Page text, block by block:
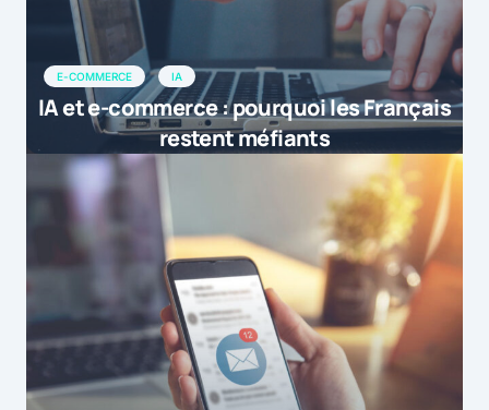
E-COMMERCE IA
IA et e-commerce : pourquoi les Français
restent méfiants